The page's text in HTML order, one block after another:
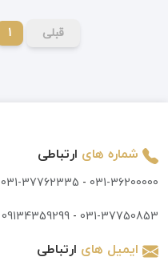
قبلی 1
شماره های ارتباطی
031-36200000
-
031-37762335
031-37750853
-
09134359299
ایمیل های ارتباطی